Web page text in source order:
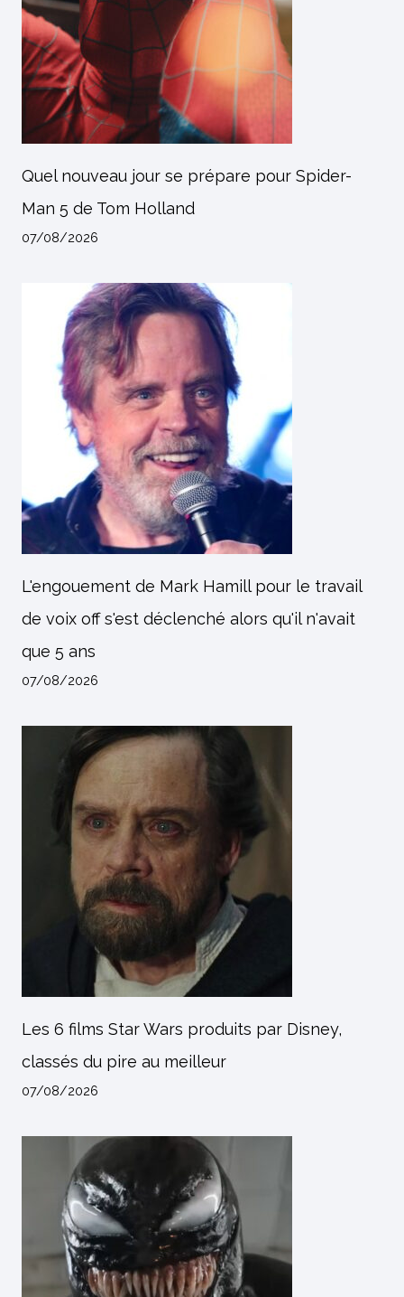
Quel nouveau jour se prépare pour Spider-
Man 5 de Tom Holland
07/08/2026
L'engouement de Mark Hamill pour le travail
de voix off s'est déclenché alors qu'il n'avait
que 5 ans
07/08/2026
Les 6 films Star Wars produits par Disney,
classés du pire au meilleur
07/08/2026